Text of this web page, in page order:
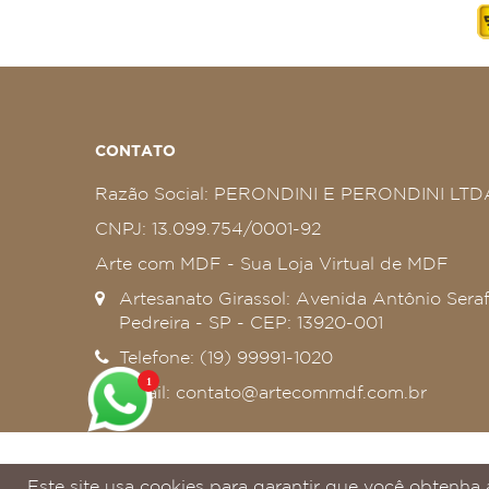
CONTATO
Razão Social: PERONDINI E PERONDINI
CNPJ: 13.099.754/0001-92
Arte com MDF - Sua Loja Virtual de MDF
Artesanato Girassol: Avenida Antônio
Pedreira - SP - CEP: 13920-001
Telefone: (19) 99991-1020
Email: contato@artecommdf.com.br
Desenvolvido por: DIGITATOS
1